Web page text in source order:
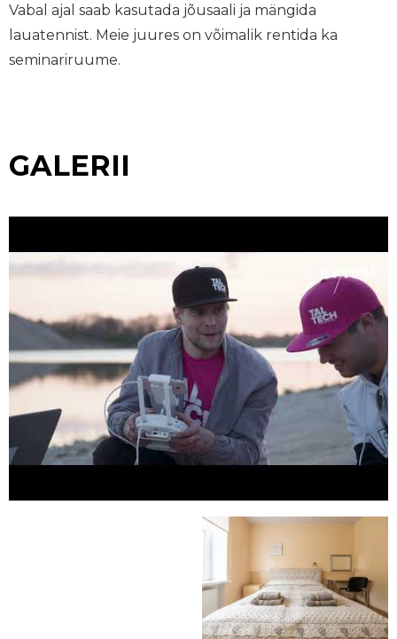
Vabal ajal saab kasutada jõusaali ja mängida
lauatennist. Meie juures on võimalik rentida ka
seminariruume.
GALERII